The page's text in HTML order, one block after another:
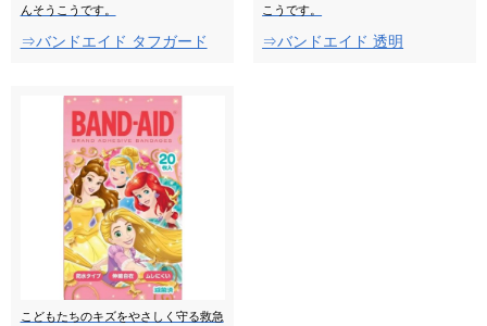
んそうこうです。
⇒バンドエイド タフガード
こうです。
⇒バンドエイド 透明
こどもたちのキズをやさしく守る救急